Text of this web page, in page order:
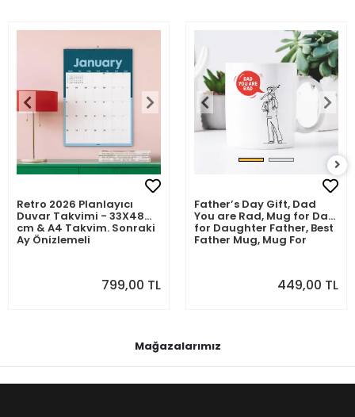
Retro 2026 Planlayıcı
Duvar Takvimi - 33X48
cm & A4 Takvim. Sonraki
Ay Önizlemeli
799,00 TL
Father’s Day Gift, Dad
You are Rad, Mug for Dad,
for Daughter Father, Best
Father Mug, Mug For
449,00 TL
Mağazalarımız